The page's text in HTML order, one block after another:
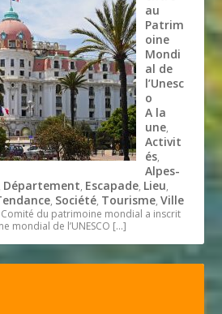
au
Patrim
oine
Mondi
al de
l’Unesc
o
A la
une,
Activit
és,
Alpes-
Département, Escapade, Lieu,
, Société, Tourisme,Ville
du patrimoine mondial a inscrit
mondial de l’UNESCO […]